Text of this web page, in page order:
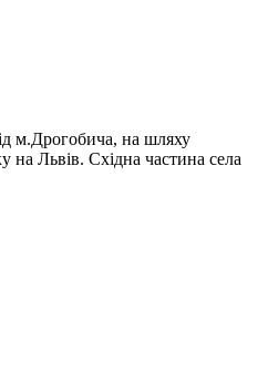
м.Дрогобича, на шляху
Львів. Східна частина села